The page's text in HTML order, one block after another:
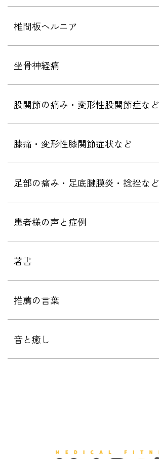
椎間板ヘルニア
坐骨神経痛
股関節の痛み・変形性股関節症など
膝痛・変形性膝関節症状など
足部の痛み・足底腱膜炎・捻挫など
患者様の声と症例
著書
推薦の言葉
音と癒し